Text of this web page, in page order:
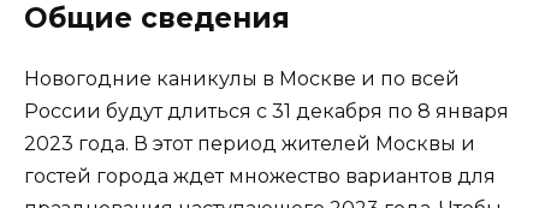
Общие сведения
Новогодние каникулы в Москве и по всей
России будут длиться с 31 декабря по 8 января
2023 года. В этот период жителей Москвы и
гостей города ждет множество вариантов для